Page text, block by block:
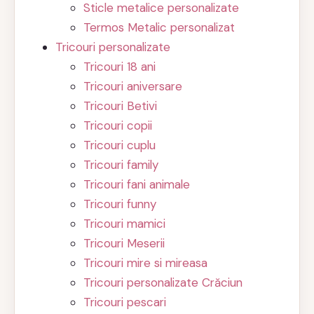
Sticle metalice personalizate
Termos Metalic personalizat
Tricouri personalizate
Tricouri 18 ani
Tricouri aniversare
Tricouri Betivi
Tricouri copii
Tricouri cuplu
Tricouri family
Tricouri fani animale
Tricouri funny
Tricouri mamici
Tricouri Meserii
Tricouri mire si mireasa
Tricouri personalizate Crăciun
Tricouri pescari